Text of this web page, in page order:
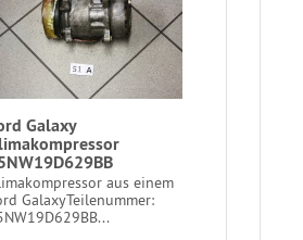
Galaxy
aus einem
Galaxy ​Teilenummer: